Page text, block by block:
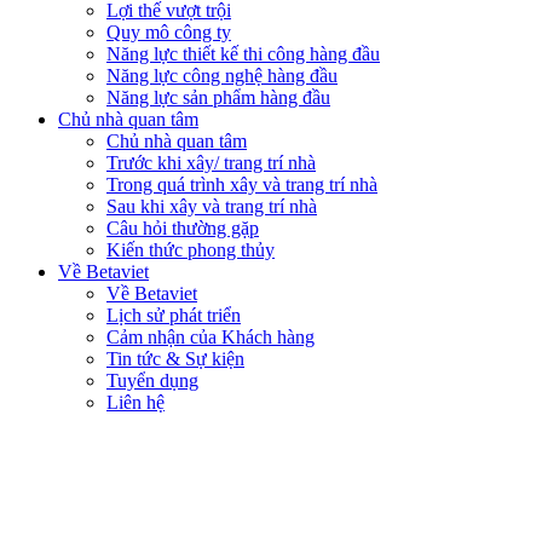
Lợi thế vượt trội
Quy mô công ty
Năng lực thiết kế thi công hàng đầu
Năng lực công nghệ hàng đầu
Năng lực sản phẩm hàng đầu
Chủ nhà quan tâm
Chủ nhà quan tâm
Trước khi xây/ trang trí nhà
Trong quá trình xây và trang trí nhà
Sau khi xây và trang trí nhà
Câu hỏi thường gặp
Kiến thức phong thủy
Về Betaviet
Về Betaviet
Lịch sử phát triển
Cảm nhận của Khách hàng
Tin tức & Sự kiện
Tuyển dụng
Liên hệ